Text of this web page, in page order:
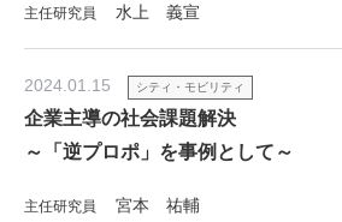
主任研究員 水上 義宣
2024.01.15 シティ・モビリティ
企業主導の社会課題解決
～「逆プロポ」を事例として～
主任研究員 宮本 祐輔